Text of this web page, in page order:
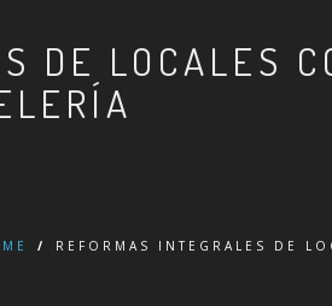
DE LOCALES
/ REFORMAS INTEGRALES DE